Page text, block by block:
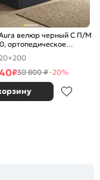
велюр черный С П/М
ортопедическое
изголовье мягкое
₽30 800 ₽-20%